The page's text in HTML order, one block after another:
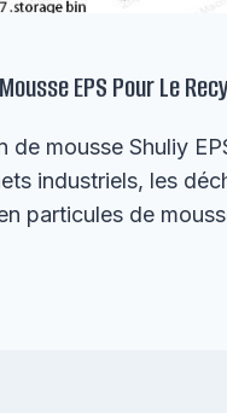
EPS Pour Le
de mousse Shuliy
industriels, les
particules de